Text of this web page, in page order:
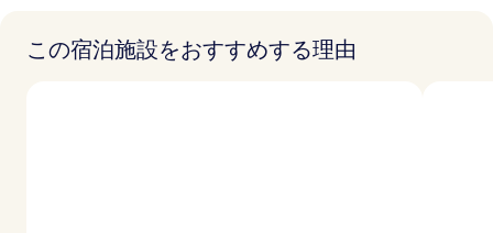
この宿泊施設をおすすめする理由